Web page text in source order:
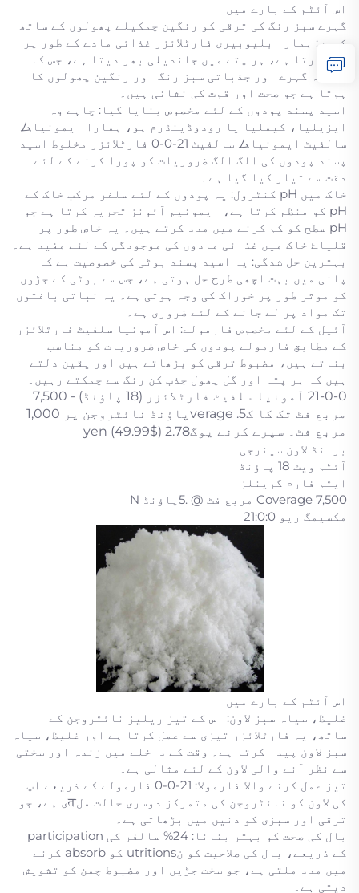
اس آئٹم کے بارے میں
گہرے سبز رنگ کی ترقی کو رنگین چمکیلے پھولوں کے ساتھ
کریں: ہمارا بلیوبیری فارٹلائزر غذائی مادے کے طور پر
کام کرتا ہے، ہر پتے میں جاندیلی بھر دیتا ہے، جس کا
نتیجہ گہرے اور جذباتی سبز رنگ اور رنگین پھولوں کا
ہوتا ہے جو صحت اور قوت کی نشانی ہیں۔
اسید پسند پودوں کے لئے مخصوص بنایا گیا: چاہے وہ
ایزیلیا، کیملیا یا رودوڈینڈرم ہو، ہمارا ایمونیاム
سالفیٹ ایمونیاム سالفیٹ 21-0-0 فارٹلائزر مخلوط اسید
پسند پودوں کی الگ الگ ضروریات کو پورا کرنے کے لئے
دقت سے تیار کیا گیا ہے۔
خاک میں pH کنٹرول: یہ پودوں کے لئے سلفر مرکب خاک کے
pH کو منظم کرتا ہے، ایمونیم آئونز تحریر کرتا ہے جو
pH سطح کو کم کرنے میں مدد کرتے ہیں۔ یہ خاص طور پر
قلیاۓ خاک میں غذائی مادوں کی موجودگی کے لئے مفید ہے۔
بہترین حل شدگی: یہ اسید پسند بوٹی کی خصوصیت ہے کہ
پانی میں بہت اچھی طرح حل ہوتی ہے، جس سے بوٹی کے جڑوں
کو موثر طور پر خوراک کی وجہ ہوتی ہے۔ یہ نباتی بافتوں
تک مواد پر لے جانے کے لئے ضروری ہے۔
آئیل کے لئے مخصوص فارمولے: اس آمونیا سلفیٹ فارٹلائزر
کے مطابق فارمولے پودوں کی خاص ضروریات کو مناسب
بناتے ہیں، مضبوط ترقی کو بڑھاتے ہیں اور یقین دلتے
ہیں کہ ہر پتہ اور گل پھول جذب کن رنگ سے چمکتے رہیں۔
21-0-0 آمونیا سلفیٹ فارٹلائزر (18 پاؤنڈ) - 7,500
مربع فٹ تک کا کverage .5پاؤنڈ نائٹروجن پر 1,000
مربع فٹ۔ سپرے کرنے یوگyen (49.99$) 2.78
برانڈ لاون سینرجی
آئٹم ویٹ 18 پاؤنڈ
ایٹم فارم گرینلز
Coverage 7,500 مربع فٹ @ .5پاؤنڈ N
مکسیمگ ریو 21:0:0
اس آئٹم کے بارے میں
غلیظ، سیاہ سبز لاون: اس کے تیز ریلیز نائٹروجن کے
ساتھ، یہ فارٹلائزر تیزی سے عمل کرتا ہے اور غلیظ، سیاہ
سبز لاون پیدا کرتا ہے۔ وقت کے داخلے میں زندہ اور سختی
سے نظر آنے والی لاون کے لئے مثالی ہے۔
تیز عمل کرنے والا فارمولا: 21-0-0 فارمولے کے ذریعے آپ
کی لاون کو نائٹروجن کی متمرکز دوسری حالت ملतی ہے، جو
ترقی اور سبزی کو دنیں میں بڑھاتی ہے۔
بال کی صحت کو بہتر بنانا: 24% سالفر کی participation
کے ذریعے، بال کی صلاحیت کو نutritions کو absorb کرنے
میں مدد ملتی ہے، جو سخت جڑیں اور مضبوط چمن کو تشویش
دیتی ہے۔